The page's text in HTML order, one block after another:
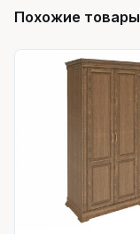
Похожие товары